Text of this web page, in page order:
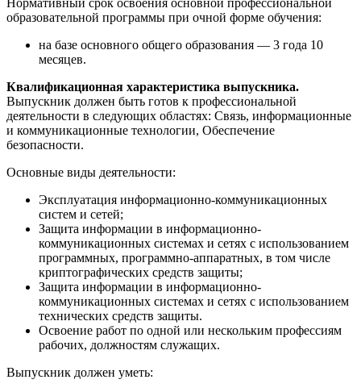
Нормативный срок освоения основной профессиональной
образовательной программы при очной форме обучения:
на базе основного общего образования — 3 года 10
месяцев.
Квалификационная характеристика выпускника.
Выпускник должен быть готов к профессиональной
деятельности в следующих областях: Связь, информационные
и коммуникационные технологии, Обеспечение
безопасности.
Основные виды деятельности:
Эксплуатация информационно-коммуникационных
систем и сетей;
Защита информации в информационно-
коммуникационных системах и сетях с использованием
программных, программно-аппаратных, в том числе
криптографических средств защиты;
Защита информации в информационно-
коммуникационных системах и сетях с использованием
технических средств защиты.
Освоение работ по одной или нескольким профессиям
рабочих, должностям служащих.
Выпускник должен уметь: